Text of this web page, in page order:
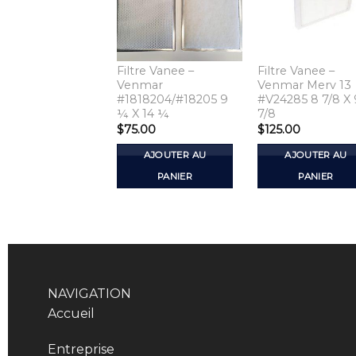
Filtre Vanee –
Venmar
#1818204/#18205 9
¼ X 14 ¼
$75.00
AJOUTER AU
PANIER
Filtre Vanee –
Venmar Merv 13
#V24285 8 7/8 X
7/8
$125.00
AJOUTER AU
PANIER
NAVIGATION
Accueil
Entreprise